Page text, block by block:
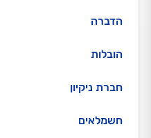
הדברה
הובלות
חברת ניקיון
חשמלאים